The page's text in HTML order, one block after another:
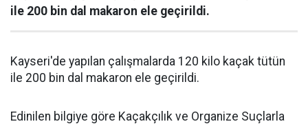
ile 200 bin dal makaron ele geçirildi.
Kayseri'de yapılan çalışmalarda 120 kilo kaçak tütün
ile 200 bin dal makaron ele geçirildi.
Edinilen bilgiye göre Kaçakçılık ve Organize Suçlarla